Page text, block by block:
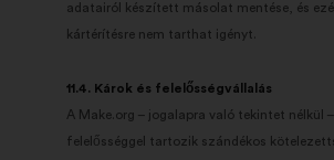
adatairól készített másolat mentése, és
kártérítésre nem tarthat igényt.
11.4. Károk és felelősségvállalás
A Make.org – jogalapra való tekintet nélkül
felelősséggel tartozik szándékos